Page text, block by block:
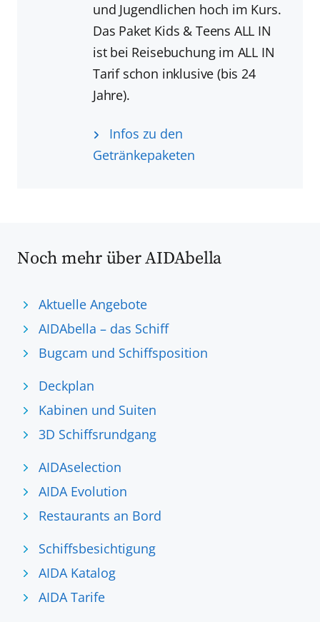
und Jugendlichen hoch im Kurs.
Das Paket Kids & Teens ALL IN
ist bei Reisebuchung im ALL IN
Tarif schon inklusive (bis 24
Jahre).
Infos zu den
Getränkepaketen
Noch mehr über AIDAbella
Aktuelle Angebote
AIDAbella – das Schiff
Bugcam und Schiffsposition
Deckplan
Kabinen und Suiten
3D Schiffsrundgang
AIDAselection
AIDA Evolution
Restaurants an Bord
Schiffsbesichtigung
AIDA Katalog
AIDA Tarife